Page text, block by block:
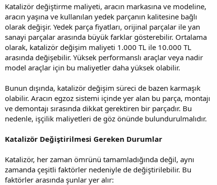
Katalizör değiştirme maliyeti, aracın markasına ve modeline,
aracın yaşına ve kullanılan yedek parçanın kalitesine bağlı
olarak değişir. Yedek parça fiyatları, orijinal parçalar ile yan
sanayi parçalar arasında büyük farklar gösterebilir. Ortalama
olarak, katalizör değişim maliyeti 1.000 TL ile 10.000 TL
arasında değişebilir. Yüksek performanslı araçlar veya nadir
model araçlar için bu maliyetler daha yüksek olabilir.
Bunun dışında, katalizör değişim süreci de bazen karmaşık
olabilir. Aracın egzoz sistemi içinde yer alan bu parça, montajı
ve demontajı sırasında dikkat gerektiren bir parçadır. Bu
nedenle, işçilik maliyetleri de göz önünde bulundurulmalıdır.
Katalizör Değiştirilmesi Gereken Durumlar
Katalizör, her zaman ömrünü tamamladığında değil, aynı
zamanda çeşitli faktörler nedeniyle de değiştirilebilir. Bu
faktörler arasında şunlar yer alır: